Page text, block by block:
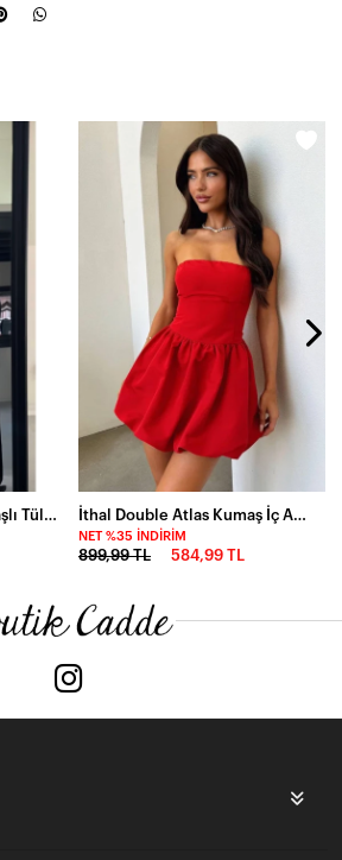
Dalgıç Kumaş Silikon Taşlı Tüllü Elbise İthal Double Atlas Kumaş İç Astarlı Sırt Detaylı Balon Etekli Mini Elbise
NET %35 İNDIRIM
899,99 TL 584,99 TL